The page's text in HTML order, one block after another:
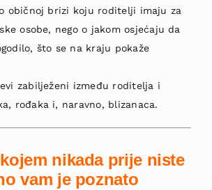
običnoj brizi koju roditelji imaju za
osobe, nego o jakom osjećaju da
što se na kraju pokaže
zabilježeni između roditelja i
rođaka i, naravno, blizanaca.
nikada prije niste
vam je poznato